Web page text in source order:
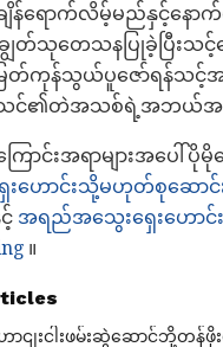
ျိန်ရောက်လိမ့်မည်နှင့်နေ
သုတေသနပြုခဲ့ပြီးသင့်လျ
ြတ်ကုန်သွယ်ပူဇော်ရန်သင့်
သင်၏တဲအသစ်ရဲ့အဘယ်အရ
ာင်းအရာများအပေါ်
ဟောင်းသို့မဟုတ်စုဆော
အရည်အသွေးရှေးဟောင်
။
ာငျးငါးဖမ်းဆွဲဆောင်ဘို့တန်ဖိုးမ